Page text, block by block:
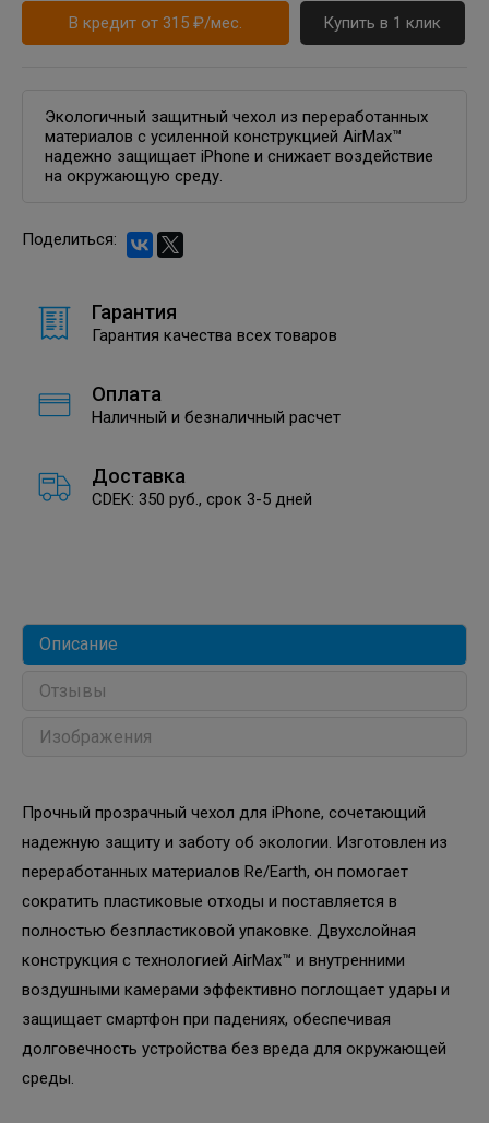
В кредит от 315 ₽/мес. Купить в 1 клик
Экологичный защитный чехол из переработанных
материалов с усиленной конструкцией AirMax™
надежно защищает iPhone и снижает воздействие
на окружающую среду.
Поделиться:
Гарантия
Гарантия качества всех товаров
Оплата
Наличный и безналичный расчет
Доставка
CDEK: 350 руб., срок 3-5 дней
Описание
Отзывы
Изображения
Прочный прозрачный чехол для iPhone, сочетающий
надежную защиту и заботу об экологии. Изготовлен из
переработанных материалов Re/Earth, он помогает
сократить пластиковые отходы и поставляется в
полностью безпластиковой упаковке. Двухслойная
конструкция с технологией AirMax™ и внутренними
воздушными камерами эффективно поглощает удары и
защищает смартфон при падениях, обеспечивая
долговечность устройства без вреда для окружающей
среды.